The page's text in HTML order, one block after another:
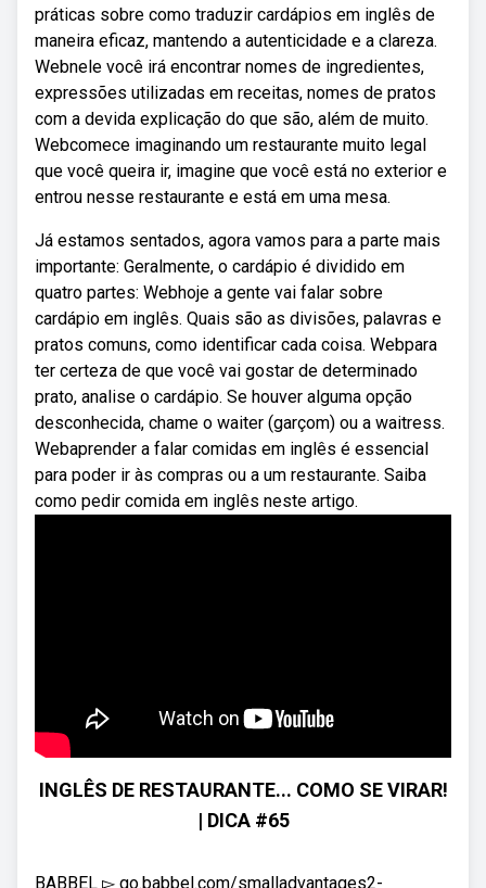
práticas sobre como traduzir cardápios em inglês de
maneira eficaz, mantendo a autenticidade e a clareza.
Webnele você irá encontrar nomes de ingredientes,
expressões utilizadas em receitas, nomes de pratos
com a devida explicação do que são, além de muito.
Webcomece imaginando um restaurante muito legal
que você queira ir, imagine que você está no exterior e
entrou nesse restaurante e está em uma mesa.
Já estamos sentados, agora vamos para a parte mais
importante: Geralmente, o cardápio é dividido em
quatro partes: Webhoje a gente vai falar sobre
cardápio em inglês. Quais são as divisões, palavras e
pratos comuns, como identificar cada coisa. Webpara
ter certeza de que você vai gostar de determinado
prato, analise o cardápio. Se houver alguma opção
desconhecida, chame o waiter (garçom) ou a waitress.
Webaprender a falar comidas em inglês é essencial
para poder ir às compras ou a um restaurante. Saiba
como pedir comida em inglês neste artigo.
INGLÊS DE RESTAURANTE... COMO SE VIRAR!
| DICA #65
BABBEL ▻ go.babbel.com/smalladvantages2-